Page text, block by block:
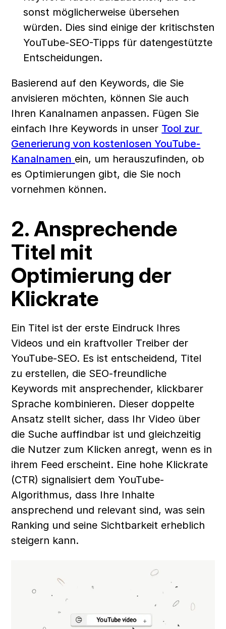
sonst möglicherweise übersehen
würden. Dies sind einige der kritischsten
YouTube-SEO-Tipps für datengestützte
Entscheidungen.
Basierend auf den Keywords, die Sie
anvisieren möchten, können Sie auch
Ihren Kanalnamen anpassen. Fügen Sie
einfach Ihre Keywords in unser Tool zur
Generierung von kostenlosen YouTube-
Kanalnamen ein, um herauszufinden, ob
es Optimierungen gibt, die Sie noch
vornehmen können.
2. Ansprechende
Titel mit
Optimierung der
Klickrate
Ein Titel ist der erste Eindruck Ihres
Videos und ein kraftvoller Treiber der
YouTube-SEO. Es ist entscheidend, Titel
zu erstellen, die SEO-freundliche
Keywords mit ansprechender, klickbarer
Sprache kombinieren. Dieser doppelte
Ansatz stellt sicher, dass Ihr Video über
die Suche auffindbar ist und gleichzeitig
die Nutzer zum Klicken anregt, wenn es in
ihrem Feed erscheint. Eine hohe Klickrate
(CTR) signalisiert dem YouTube-
Algorithmus, dass Ihre Inhalte
ansprechend und relevant sind, was sein
Ranking und seine Sichtbarkeit erheblich
steigern kann.